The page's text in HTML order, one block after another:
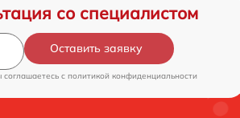
со специалистом
Оставить заявку
c политикой конфиденциальности